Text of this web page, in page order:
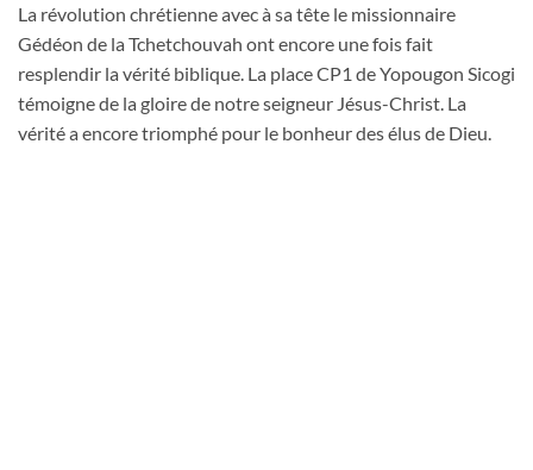
La révolution chrétienne avec à sa tête le missionnaire
Gédéon de la Tchetchouvah ont encore une fois fait
resplendir la vérité biblique. La place CP1 de Yopougon Sicogi
témoigne de la gloire de notre seigneur Jésus-Christ. La
vérité a encore triomphé pour le bonheur des élus de Dieu.